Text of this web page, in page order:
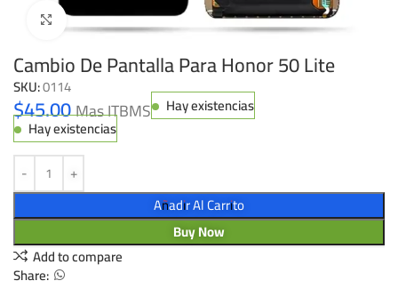
Click to enlarge
Cambio De Pantalla Para Honor 50 Lite
SKU:0114
$45.00Mas ITBMS
Hay existencias
Hay existencias
Añadir Al Carrito
Buy Now
Add to compare
Share: